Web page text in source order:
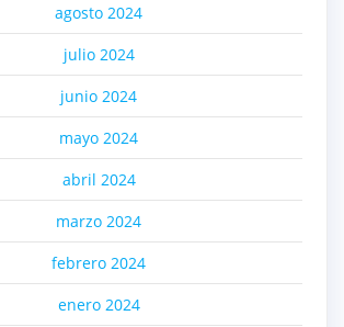
agosto 2024
julio 2024
junio 2024
mayo 2024
abril 2024
marzo 2024
febrero 2024
enero 2024